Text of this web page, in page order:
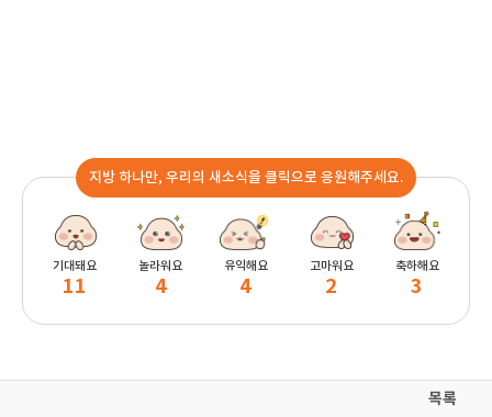
지방 하나만, 우리의 새소식을 클릭으로 응원해주세요.
기대돼요
11
놀라워요
4
유익해요
4
고마워요
2
축하해요
3
목록